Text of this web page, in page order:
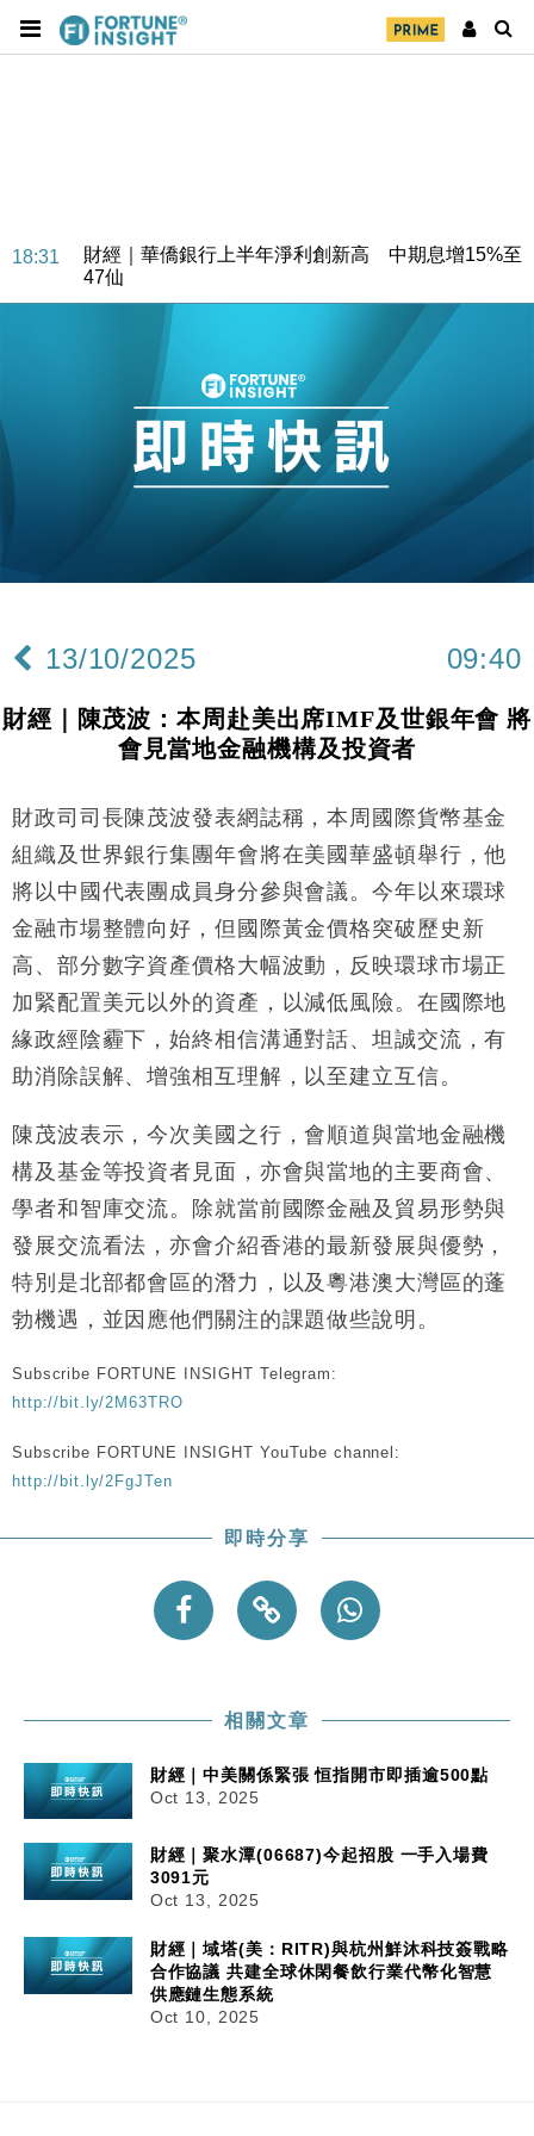
18:31
財經｜華僑銀行上半年淨利創新高 中期息增15%至
47仙
財經｜滙豐上調香港今年GDP預測至4.5% 看好貿易
及消費表現
本地｜假冒內地執法人員要求交「保證金」 43歲女子
損失近6900萬元
財經｜日經失守6.5萬點後回穩 全周仍升近2%
15:47
財經｜恒隆10月換帥 玩具「反」斗城亞洲CEO蔡德
財經｜韓股反覆波動收跌 連挫7周創逾3年最長跌勢
12:44
財經｜日本春季三度入市撐日圓 4月單日斥6.28萬億
11:12
國際｜特朗普料美伊戰事快結束 承認部分彈藥庫存緊
司
18:31
財經｜華僑銀行上半年淨利創新高 中期息增15%至
及消費表現
16:47
本地｜假冒內地執法人員要求交「保證金」 43歲女子
損失近6900萬元
16:05
財經｜日經失守6.5萬點後回穩 全周仍升近2%
15:47
財經｜恒隆10月換帥 玩具「反」斗城亞洲CEO蔡德
15:11
財經｜韓股反覆波動收跌 連挫7周創逾3年最長跌勢
13:44
財經｜內地7月美元計價出口增近24%勝預期 貿易順
差達1125億美元
12:44
財經｜日本春季三度入市撐日圓 4月單日斥6.28萬億
日圓干預創新高
11:12
國際｜特朗普料美伊戰事快結束 承認部分彈藥庫存緊
財經｜SA售股自救後再出手 斥4億美元押注未上市公
司
13/10/2025 09:40
財經｜陳茂波：本周赴美出席IMF及世銀年會 將
會見當地金融機構及投資者
財政司司長陳茂波發表網誌稱，本周國際貨幣基金
組織及世界銀行集團年會將在美國華盛頓舉行，他
將以中國代表團成員身分參與會議。今年以來環球
金融市場整體向好，但國際黃金價格突破歷史新
高、部分數字資產價格大幅波動，反映環球市場正
加緊配置美元以外的資產，以減低風險。在國際地
緣政經陰霾下，始終相信溝通對話、坦誠交流，有
助消除誤解、增強相互理解，以至建立互信。
陳茂波表示，今次美國之行，會順道與當地金融機
構及基金等投資者見面，亦會與當地的主要商會、
學者和智庫交流。除就當前國際金融及貿易形勢與
發展交流看法，亦會介紹香港的最新發展與優勢，
特別是北部都會區的潛力，以及粵港澳大灣區的蓬
勃機遇，並因應他們關注的課題做些說明。
Subscribe FORTUNE INSIGHT Telegram:
http://bit.ly/2M63TRO
Subscribe FORTUNE INSIGHT YouTube channel:
http://bit.ly/2FgJTen
即時分享
相關文章
財經｜中美關係緊張 恒指開市即插逾500點
Oct 13, 2025
財經｜聚水潭(06687)今起招股 一手入場費
3091元
Oct 13, 2025
財經｜域塔(美：RITR)與杭州鮮沐科技簽戰略
合作協議 共建全球休閑餐飲行業代幣化智慧
供應鏈生態系統
Oct 10, 2025